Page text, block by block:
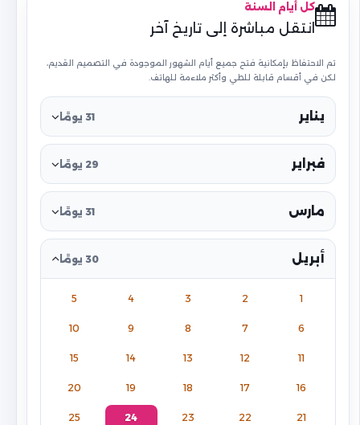
كل أيام السنة
انتقل مباشرة إلى تاريخ آخر
تم الاحتفاظ بإمكانية فتح جميع أيام الشهور الموجودة في التصميم القديم،
لكن في أقسام قابلة للطي وأكثر ملاءمة للهاتف.
يناير 31 يومًا
فبراير 29 يومًا
مارس 31 يومًا
أبريل 30 يومًا
1
2
3
4
5
6
7
8
9
10
11
12
13
14
15
16
17
18
19
20
21
22
23
24
25